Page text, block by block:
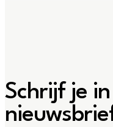
Schrijf je